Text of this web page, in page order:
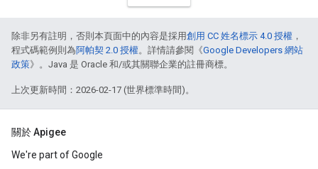
除非另有註明，否則本頁面中的內容是採用創用 CC 姓名標示 4.0 授權 ，
程式碼範例則為阿帕契 2.0 授權。詳情請參閱《Google Developers 網站
政策》。Java 是 Oracle 和/或其關聯企業的註冊商標。
上次更新時間：2026-02-17 (世界標準時間)。
關於 Apigee
We're part of Google